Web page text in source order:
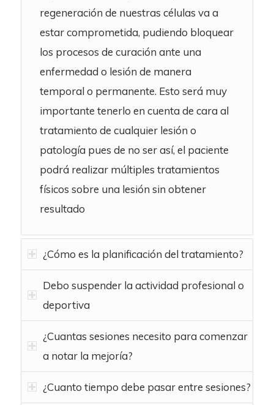
regeneración de nuestras células va a
estar comprometida, pudiendo bloquear
los procesos de curación ante una
enfermedad o lesión de manera
temporal o permanente. Esto será muy
importante tenerlo en cuenta de cara al
tratamiento de cualquier lesión o
patología pues de no ser así, el paciente
podrá realizar múltiples tratamientos
físicos sobre una lesión sin obtener
resultado
¿Cómo es la planificación del tratamiento?
Debo suspender la actividad profesional o
deportiva
¿Cuantas sesiones necesito para comenzar
a notar la mejoría?
¿Cuanto tiempo debe pasar entre sesiones?